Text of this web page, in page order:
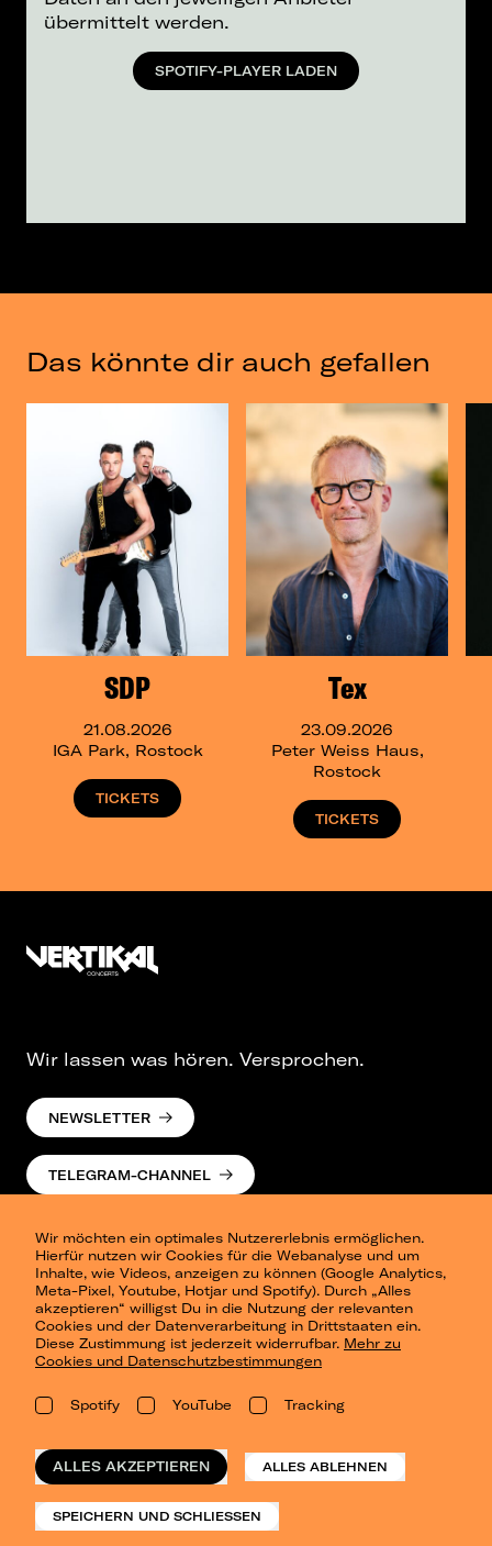
übermittelt werden.
SPOTIFY-PLAYER LADEN
Das könnte dir auch gefallen
SDP
21.08.2026
IGA Park, Rostock
TICKETS
Tex
23.09.2026
Peter Weiss Haus,
Rostock
TICKETS
Wir möchten ein optimales Nutzererlebnis ermöglichen.
Hierfür nutzen wir Cookies für die Webanalyse und um
Inhalte, wie Videos, anzeigen zu können (Google Analytics,
Meta-Pixel, Youtube, Hotjar und Spotify). Durch „Alles
akzeptieren“ willigst Du in die Nutzung der relevanten
Cookies und der Datenverarbeitung in Drittstaaten ein.
Diese Zustimmung ist jederzeit widerrufbar. Mehr zu
Cookies und Datenschutzbestimmungen
Spotify YouTube Tracking
ALLES AKZEPTIEREN ALLES ABLEHNEN
SPEICHERN UND SCHLIESSEN
Wir lassen was hören. Versprochen.
NEWSLETTER
TELEGRAM-CHANNEL
Presse
Berlin
Dresden
Leipzig
Konzertsommer Petersberg
Vergangene Shows
o_team
Datenschutz
Impressum